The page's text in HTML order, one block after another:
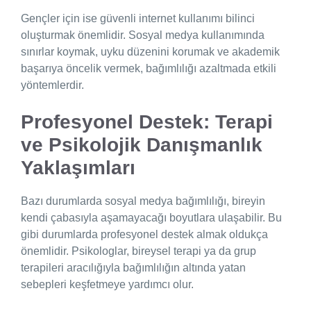
Gençler için ise güvenli internet kullanımı bilinci
oluşturmak önemlidir. Sosyal medya kullanımında
sınırlar koymak, uyku düzenini korumak ve akademik
başarıya öncelik vermek, bağımlılığı azaltmada etkili
yöntemlerdir.
Profesyonel Destek: Terapi
ve Psikolojik Danışmanlık
Yaklaşımları
Bazı durumlarda sosyal medya bağımlılığı, bireyin
kendi çabasıyla aşamayacağı boyutlara ulaşabilir. Bu
gibi durumlarda profesyonel destek almak oldukça
önemlidir. Psikologlar, bireysel terapi ya da grup
terapileri aracılığıyla bağımlılığın altında yatan
sebepleri keşfetmeye yardımcı olur.